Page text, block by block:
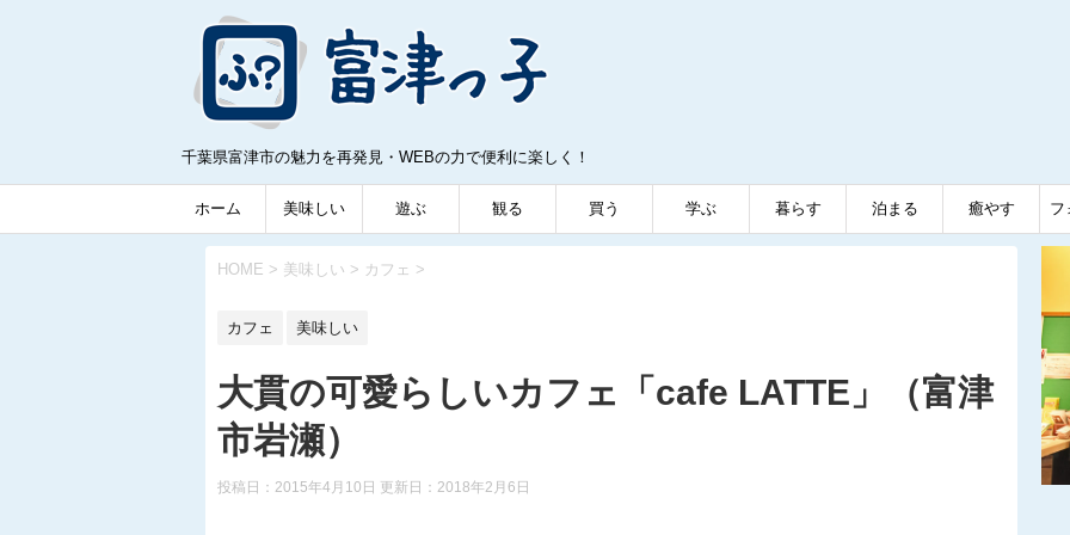
千葉県富津市の魅力を再発見・WEBの力で便利に楽しく！
ホーム 美味しい 遊ぶ 観る 買う 学ぶ 暮らす 泊まる 癒やす フ
HOME > 美味しい > カフェ >
カフェ 美味しい
大貫の可愛らしいカフェ「cafe LATTE」（富津
市岩瀬）
投稿日：2015年4月10日 更新日： 2018年2月6日